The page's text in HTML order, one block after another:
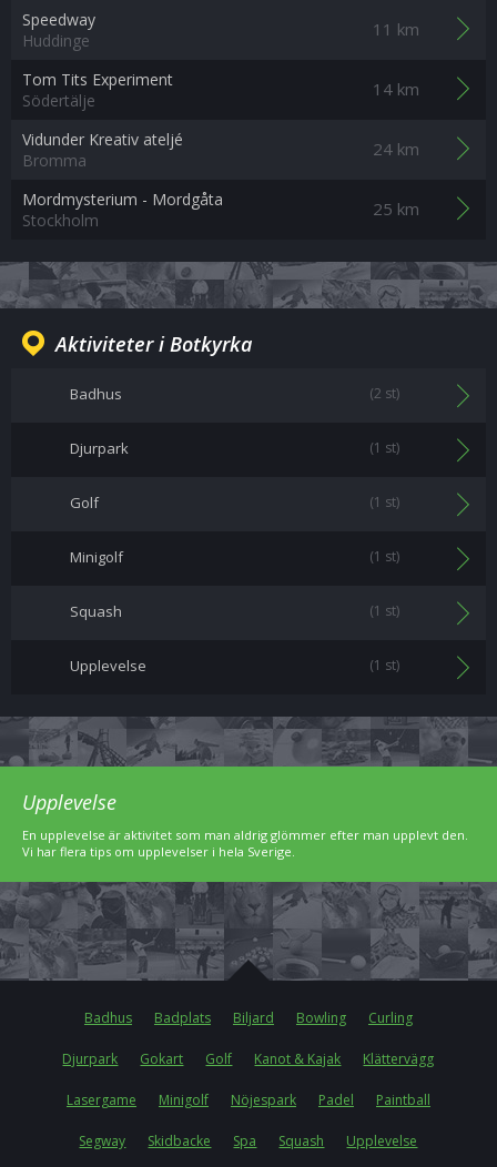
Speedway
Huddinge
11 km
Tom Tits Experiment
Södertälje
14 km
Vidunder Kreativ ateljé
Bromma
24 km
Mordmysterium - Mordgåta
Stockholm
25 km
Aktiviteter i Botkyrka
Badhus (2 st)
Djurpark (1 st)
Golf (1 st)
Minigolf (1 st)
Squash (1 st)
Upplevelse (1 st)
Upplevelse
En upplevelse är aktivitet som man aldrig glömmer efter man upplevt den.
Vi har flera tips om upplevelser i hela Sverige.
Badhus Badplats Biljard Bowling Curling
Djurpark Gokart Golf Kanot & Kajak Klättervägg
Lasergame Minigolf Nöjespark Padel Paintball
Segway Skidbacke Spa Squash Upplevelse